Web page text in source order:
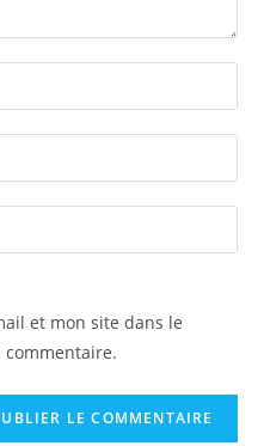
et mon site dans le